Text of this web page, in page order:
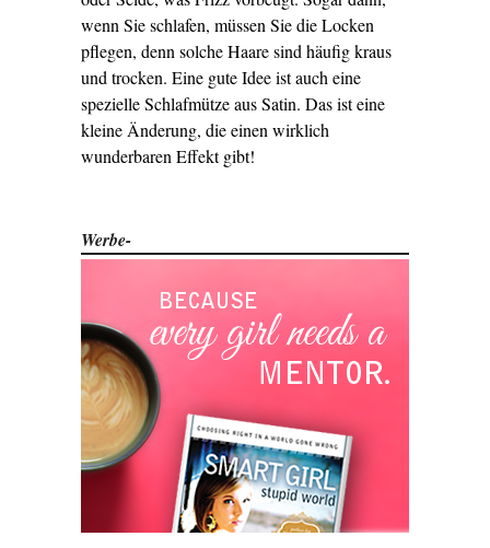
wenn Sie schlafen, müssen Sie die Locken
pflegen, denn solche Haare sind häufig kraus
und trocken. Eine gute Idee ist auch eine
spezielle Schlafmütze aus Satin. Das ist eine
kleine Änderung, die einen wirklich
wunderbaren Effekt gibt!
Werbe-